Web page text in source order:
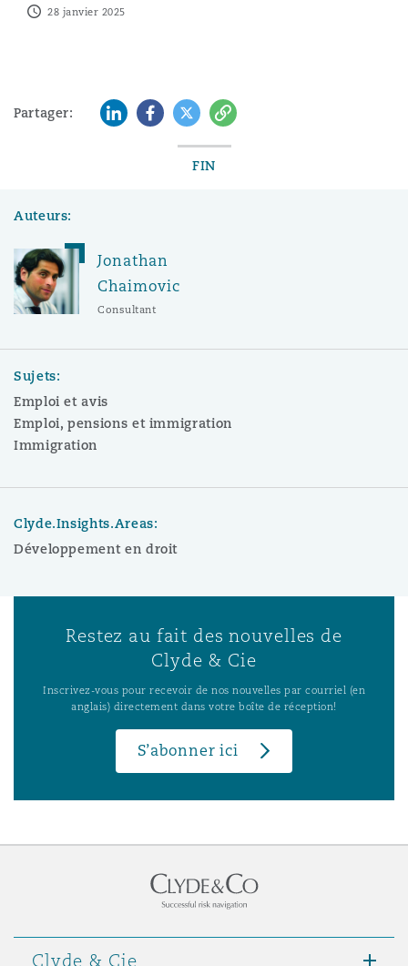
28 janvier 2025
Partager: LinkedInFacebook
TwitterCopy
FIN
Auteurs:
Jonathan
Chaimovic
Consultant
Sujets:
Emploi et avis
Emploi, pensions et immigration
Immigration
Clyde.Insights.Areas:
Développement en droit
Restez au fait des nouvelles de
Clyde & Cie
Inscrivez-vous pour recevoir de nos nouvelles par courriel (en
anglais) directement dans votre boîte de réception!
S’abonner ici
Clyde & Cie